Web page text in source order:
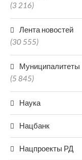
(3 216)
Лента новостей
(30 555)
Муниципалитеты
(5 845)
Наука
Нацбанк
Нацпроекты РД